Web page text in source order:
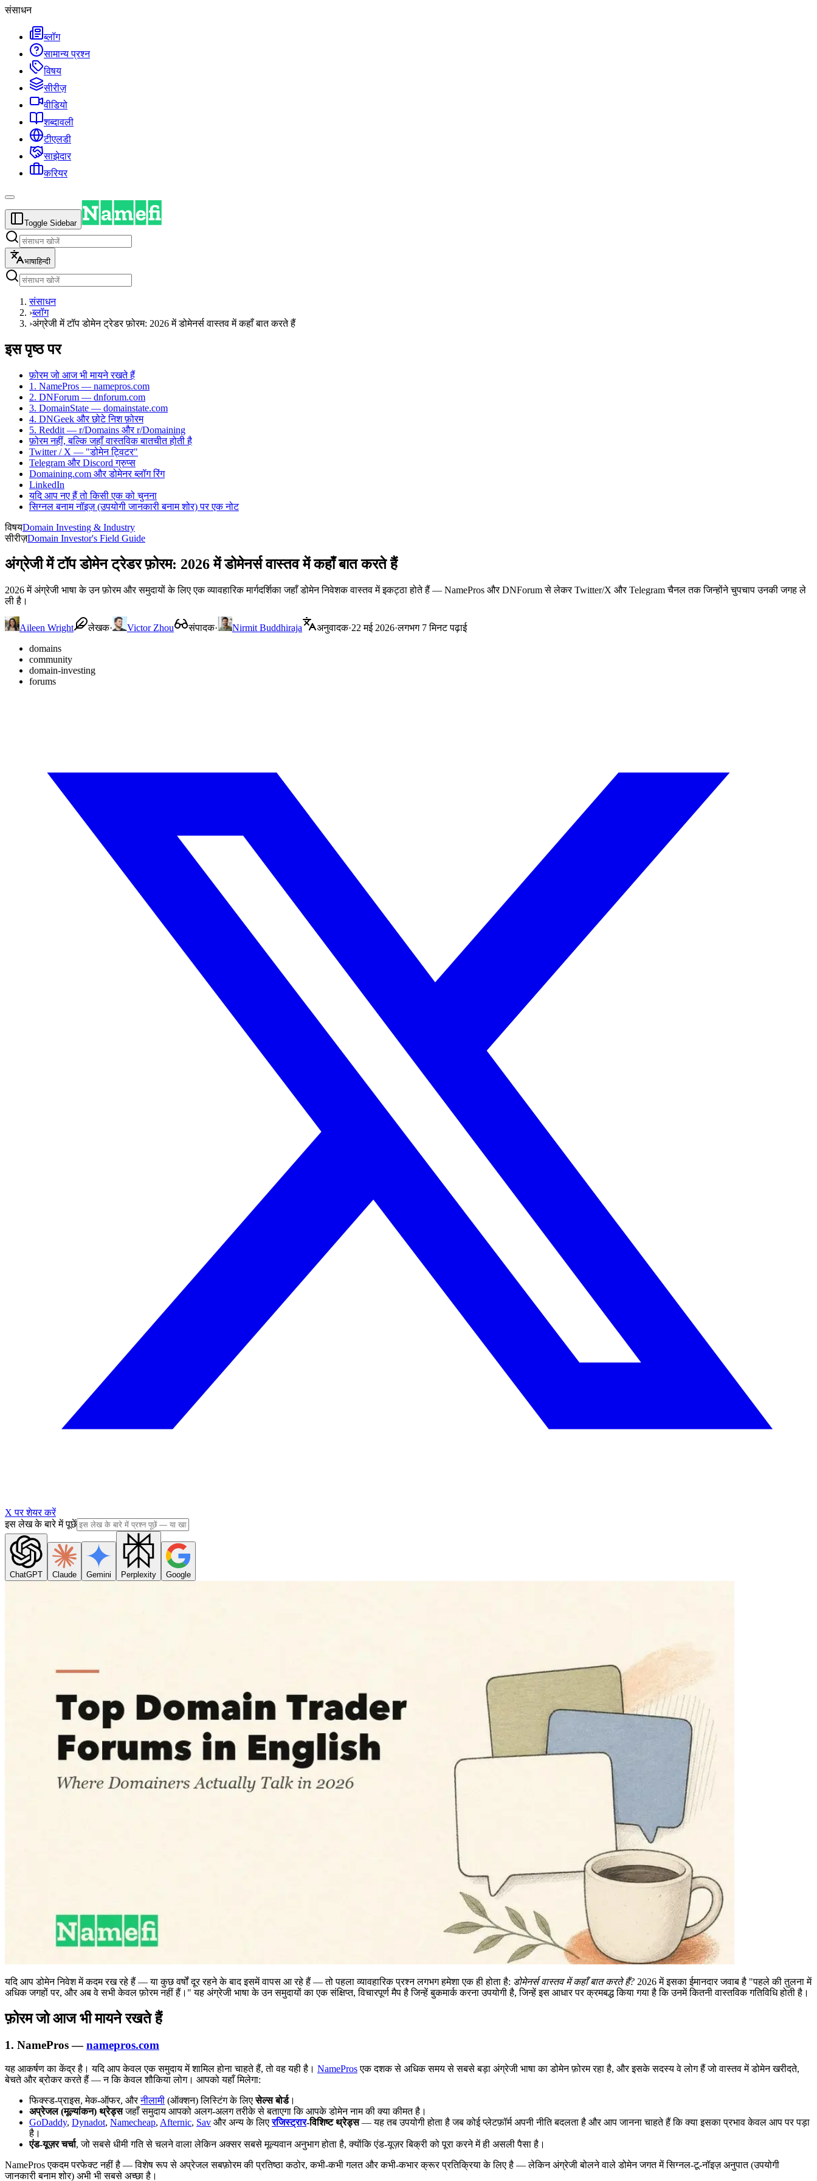
संसाधन
ब्लॉग
सामान्य प्रश्न
विषय
सीरीज़
वीडियो
शब्दावली
टीएलडी
साझेदार
करियर
Toggle Sidebar
भाषाहिन्दी
संसाधन
›ब्लॉग
›अंग्रेजी में टॉप डोमेन ट्रेडर फ़ोरम: 2026 में डोमेनर्स वास्तव में कहाँ बात करते हैं
इस पृष्ठ पर
फ़ोरम जो आज भी मायने रखते हैं
1. NamePros — namepros.com
2. DNForum — dnforum.com
3. DomainState — domainstate.com
4. DNGeek और छोटे निश फ़ोरम
5. Reddit — r/Domains और r/Domaining
फ़ोरम नहीं, बल्कि जहाँ वास्तविक बातचीत होती है
Twitter / X — "डोमेन ट्विटर"
Telegram और Discord ग्रुप्स
Domaining.com और डोमेनर ब्लॉग रिंग
LinkedIn
यदि आप नए हैं तो किसी एक को चुनना
सिग्नल बनाम नॉइज़ (उपयोगी जानकारी बनाम शोर) पर एक नोट
विषयDomain Investing & Industry
सीरीज़Domain Investor's Field Guide
अंग्रेजी में टॉप डोमेन ट्रेडर फ़ोरम: 2026 में डोमेनर्स वास्तव में कहाँ बात करते हैं
2026 में अंग्रेजी भाषा के उन फ़ोरम और समुदायों के लिए एक व्यावहारिक मार्गदर्शिका जहाँ डोमेन निवेशक वास्तव में इकट्ठा होते हैं — NamePros और DNForum से लेकर Twitter/X और Telegram चैनल तक जिन्होंने चुपचाप उनकी जगह ले
ली है।
Aileen Wright लेखक· Victor Zhou संपादक· Nirmit Buddhiraja अनुवादक·22 मई 2026·लगभग 7 मिनट पढ़ाई
domains
community
domain-investing
forums
X पर शेयर करें
इस लेख के बारे में पूछें
ChatGPT Claude Gemini Perplexity Google
यदि आप डोमेन निवेश में कदम रख रहे हैं — या कुछ वर्षों दूर रहने के बाद इसमें वापस आ रहे हैं — तो पहला व्यावहारिक प्रश्न लगभग हमेशा एक ही होता है: डोमेनर्स वास्तव में कहाँ बात करते हैं? 2026 में इसका ईमानदार जवाब है "पहले की तुलना में
अधिक जगहों पर, और अब वे सभी केवल फ़ोरम नहीं हैं।" यह अंग्रेजी भाषा के उन समुदायों का एक संक्षिप्त, विचारपूर्ण मैप है जिन्हें बुकमार्क करना उपयोगी है, जिन्हें इस आधार पर क्रमबद्ध किया गया है कि उनमें कितनी वास्तविक गतिविधि होती है।
फ़ोरम जो आज भी मायने रखते हैं
1. NamePros —namepros.com
यह आकर्षण का केंद्र है। यदि आप केवल एक समुदाय में शामिल होना चाहते हैं, तो वह यही है। NameProsएक दशक से अधिक समय से सबसे बड़ा अंग्रेजी भाषा का डोमेन फ़ोरम रहा है, और इसके सदस्य वे लोग हैं जो वास्तव में डोमेन खरीदते,
बेचते और ब्रोकर करते हैं — न कि केवल शौकिया लोग। आपको यहाँ मिलेगा:
फिक्स्ड-प्राइस, मेक-ऑफर, औरनीलामी (ऑक्शन) लिस्टिंग के लिएसेल्स बोर्ड।
अप्रेजल (मूल्यांकन) थ्रेड्सजहाँ समुदाय आपको अलग-अलग तरीके से बताएगा कि आपके डोमेन नाम की क्या कीमत है।
GoDaddy, Dynadot, Namecheap, Afternic, Sav और अन्य के लिएरजिस्ट्रार-विशिष्ट थ्रेड्स— यह तब उपयोगी होता है जब कोई प्लेटफ़ॉर्म अपनी नीति बदलता है और आप जानना चाहते हैं कि क्या इसका प्रभाव केवल आप पर पड़ा
है।
एंड-यूज़र चर्चा, जो सबसे धीमी गति से चलने वाला लेकिन अक्सर सबसे मूल्यवान अनुभाग होता है, क्योंकि एंड-यूज़र बिक्री को पूरा करने में ही असली पैसा है।
NamePros एकदम परफेक्ट नहीं है — विशेष रूप से अप्रेजल सबफ़ोरम की प्रतिष्ठा कठोर, कभी-कभी गलत और कभी-कभार क्रूर प्रतिक्रिया के लिए है — लेकिन अंग्रेजी बोलने वाले डोमेन जगत में सिग्नल-टू-नॉइज़ अनुपात (उपयोगी
जानकारी बनाम शोर) अभी भी सबसे अच्छा है।